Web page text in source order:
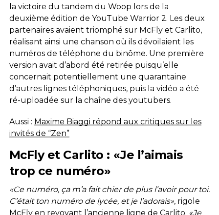
la victoire du tandem du Woop lors de la
deuxième édition de YouTube Warrior 2. Les deux
partenaires avaient triomphé sur McFly et Carlito,
réalisant ainsi une chanson où ils dévoilaient les
numéros de téléphone du binôme. Une première
version avait d’abord été retirée puisqu’elle
concernait potentiellement une quarantaine
d’autres lignes téléphoniques, puis la vidéo a été
ré-uploadée sur la chaîne des youtubers.
Aussi : Maxime Biaggi répond aux critiques sur les
invités de “Zen”
McFly et Carlito : «Je l’aimais
trop ce numéro»
«Ce numéro, ça m’a fait chier de plus l’avoir pour toi.
C’était ton numéro de lycée, et je l’adorais», rigole
McFly en revoyant l’ancienne ligne de Carlito. «Je